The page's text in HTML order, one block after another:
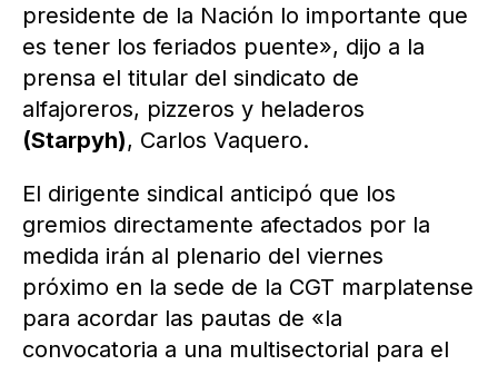
presidente de la Nación lo importante que
es tener los feriados puente», dijo a la
prensa el titular del sindicato de
alfajoreros, pizzeros y heladeros
(Starpyh), Carlos Vaquero.
El dirigente sindical anticipó que los
gremios directamente afectados por la
medida irán al plenario del viernes
próximo en la sede de la CGT marplatense
para acordar las pautas de «la
convocatoria a una multisectorial para el